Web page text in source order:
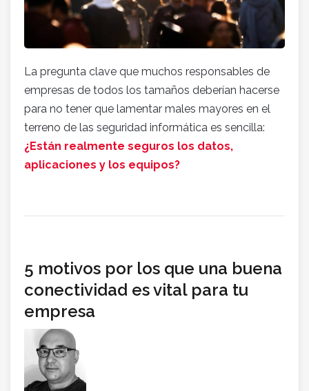
La pregunta clave que muchos responsables de
empresas de todos los tamaños deberían hacerse
para no tener que lamentar males mayores en el
terreno de las seguridad informática es sencilla:
¿Están realmente seguros los datos,
aplicaciones y los equipos?
5 motivos por los que una buena
conectividad es vital para tu
empresa